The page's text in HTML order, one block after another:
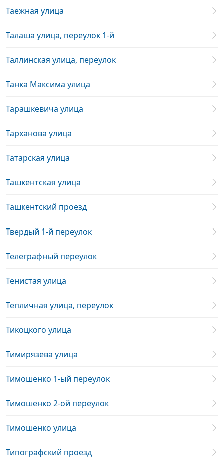
Таежная улица
Талаша улица, переулок 1-й
Таллинская улица, переулок
Танка Максима улица
Тарашкевича улица
Тарханова улица
Татарская улица
Ташкентская улица
Ташкентский проезд
Твердый 1-й переулок
Телеграфный переулок
Тенистая улица
Тепличная улица, переулок
Тикоцкого улица
Тимирязева улица
Тимошенко 1-ый переулок
Тимошенко 2-ой переулок
Тимошенко улица
Типографский проезд